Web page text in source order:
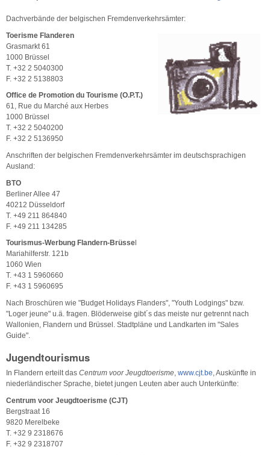
Dachverbände der belgischen Fremdenverkehrsämter:
Toerisme Flanderen
Grasmarkt 61
1000 Brüssel
T. +32 2 5040300
F. +32 2 5138803
Office de Promotion du Tourisme (O.P.T.)
61, Rue du Marché aux Herbes
1000 Brüssel
T. +32 2 5040200
F. +32 2 5136950
Anschriften der belgischen Fremdenverkehrsämter im deutschsprachigen
Ausland:
BTO
Berliner Allee 47
40212 Düsseldorf
T. +49 211 864840
F. +49 211 134285
Tourismus-Werbung Flandern-Brüsse
Mariahilferstr. 121b
1060 Wien
T. +43 1 5960660
F. +43 1 5960695
Nach Broschüren wie "Budget Holidays Flanders", "Youth Lodgings" bzw.
"Loger jeune" u.ä. fragen. Blöderweise gibt´s das meiste nur getrennt nach
Wallonien, Flandern und Brüssel. Stadtpläne und Landkarten im "Sales
Guide".
Jugendtourismus
In Flandern erteilt das Centrum voor Jeugdtoerisme, www.cjt.be, Auskünfte in
niederländischer Sprache, bietet jungen Leuten aber auch Unterkünfte:
Centrum voor Jeugdtoerisme (CJT)
Bergstraat 16
9820 Merelbeke
T. +32 9 2318676
F. +32 9 2318707